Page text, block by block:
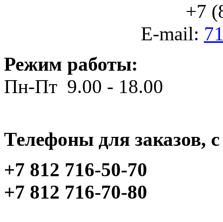
+7
E-mail:
Режим работы:
Пн-Пт 9.00 - 18.00
Телефоны для заказов,
+7 812 716-50-70
+7 812 716-70-80